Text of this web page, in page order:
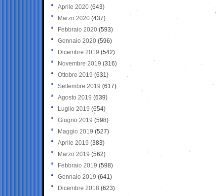
Aprile 2020 (643)
Marzo 2020 (437)
Febbraio 2020 (593)
Gennaio 2020 (596)
Dicembre 2019 (542)
Novembre 2019 (316)
Ottobre 2019 (631)
Settembre 2019 (617)
Agosto 2019 (639)
Luglio 2019 (654)
Giugno 2019 (598)
Maggio 2019 (527)
Aprile 2019 (383)
Marzo 2019 (562)
Febbraio 2019 (598)
Gennaio 2019 (641)
Dicembre 2018 (623)